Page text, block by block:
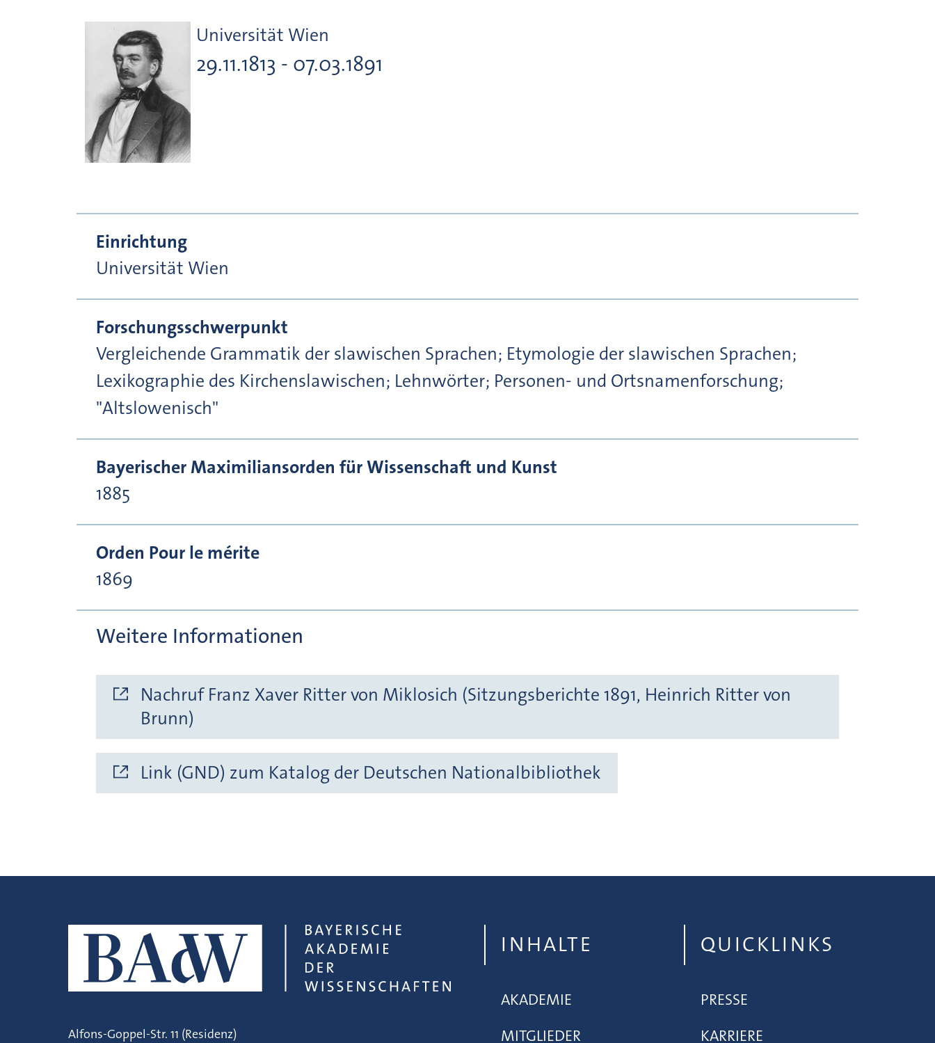
Universität Wien
29.11.1813 - 07.03.1891
Einrichtung
Universität Wien
Forschungsschwerpunkt
Vergleichende Grammatik der slawischen Sprachen; Etymologie der slawischen Sprachen;
Lexikographie des Kirchenslawischen; Lehnwörter; Personen- und Ortsnamenforschung;
"Altslowenisch"
Bayerischer Maximiliansorden für Wissenschaft und Kunst
1885
Orden Pour le mérite
1869
Weitere Informationen
Nachruf Franz Xaver Ritter von Miklosich (Sitzungsberichte 1891, Heinrich Ritter von
Brunn)
Link (GND) zum Katalog der Deutschen Nationalbibliothek
Alfons-Goppel-Str. 11 (Residenz)
INHALTE
AKADEMIE
MITGLIEDER
QUICKLINKS
PRESSE
KARRIERE